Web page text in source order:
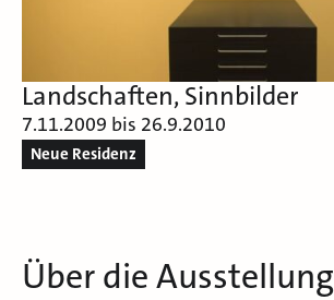
Landschaften, Sinnbilder
7.11.2009 bis 26.9.2010
Neue Residenz
Über die Ausstellung